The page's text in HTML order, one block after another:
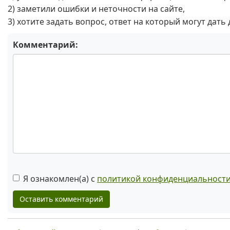
2) заметили ошибки и неточности на сайте,
3) хотите задать вопрос, ответ на который могут дать
Комментарий:
Я ознакомлен(а) с политикой
Оставить комментарий